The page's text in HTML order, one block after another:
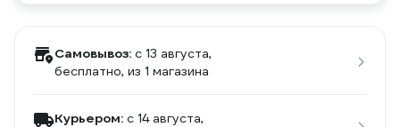
Самовывоз: c 13 августа,
бесплатно, из 1 магазина
Курьером: c 14 августа,